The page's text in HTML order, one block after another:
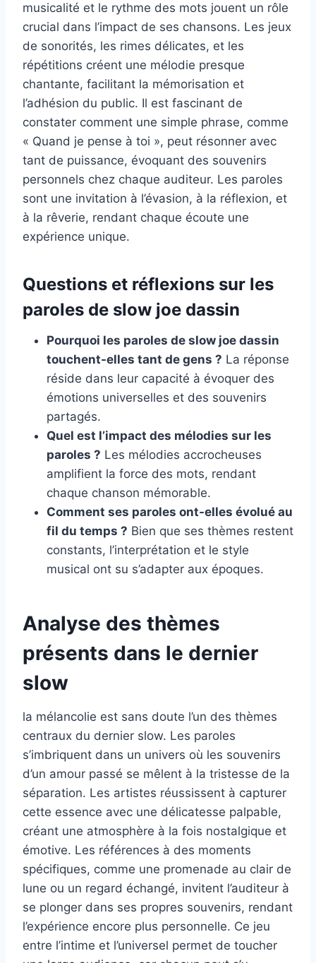
musicalité et le rythme des mots jouent un rôle
crucial dans l’impact de ses chansons. Les jeux
de sonorités, les rimes délicates, et les
répétitions créent une mélodie presque
chantante, facilitant la mémorisation et
l’adhésion du public. Il est fascinant de
constater comment une simple phrase, comme
« Quand je pense à toi », peut résonner avec
tant de puissance, évoquant des souvenirs
personnels chez chaque auditeur. Les paroles
sont une invitation à l’évasion, à la réflexion, et
à la rêverie, rendant chaque écoute une
expérience unique.
Questions et réflexions sur les
paroles de slow joe dassin
Pourquoi les paroles de slow joe dassin
touchent-elles tant de gens ? La réponse
réside dans leur capacité à évoquer des
émotions universelles et des souvenirs
partagés.
Quel est l’impact des mélodies sur les
paroles ? Les mélodies accrocheuses
amplifient la force des mots, rendant
chaque chanson mémorable.
Comment ses paroles ont-elles évolué au
fil du temps ? Bien que ses thèmes restent
constants, l’interprétation et le style
musical ont su s’adapter aux époques.
Analyse des thèmes
présents dans le dernier
slow
la mélancolie est sans doute l’un des thèmes
centraux du dernier slow. Les paroles
s’imbriquent dans un univers où les souvenirs
d’un amour passé se mêlent à la tristesse de la
séparation. Les artistes réussissent à capturer
cette essence avec une délicatesse palpable,
créant une atmosphère à la fois nostalgique et
émotive. Les références à des moments
spécifiques, comme une promenade au clair de
lune ou un regard échangé, invitent l’auditeur à
se plonger dans ses propres souvenirs, rendant
l’expérience encore plus personnelle. Ce jeu
entre l’intime et l’universel permet de toucher